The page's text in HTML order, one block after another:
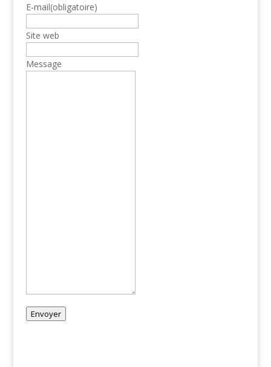
E-mail(obligatoire)
Site web
Message
Envoyer